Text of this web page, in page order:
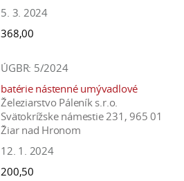
5. 3. 2024
368,00
ÚGBR: 5/2024
batérie nástenné umývadlové
Železiarstvo Páleník s.r.o.
Svätokrížske námestie 231, 965 01
Žiar nad Hronom
12. 1. 2024
200,50